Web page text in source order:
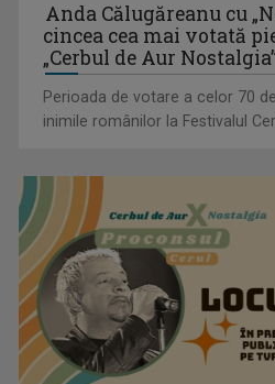
Anda Călugăreanu cu
cincea cea mai votată
„Cerbul de Aur
Perioada de votare a celor 70
inimile românilor la Festivalul